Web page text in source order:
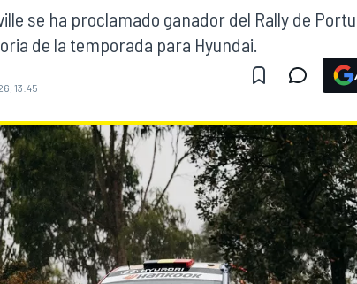
FÓRMULA E
se ha proclamado ganador del Rally de
de la temporada para Hyundai.
13:45